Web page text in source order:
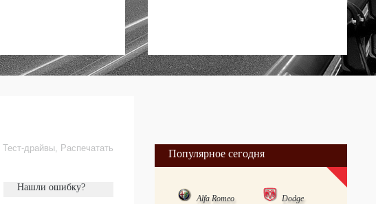
Тест-драйвы, Распечатать
Нашли ошибку?
Популярное сегодня
Alfa Romeo
Dodge